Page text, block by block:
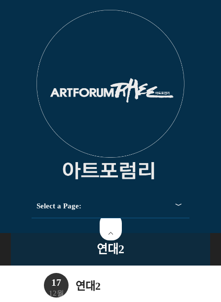
Select a Page:
연대2
17
12월
연대2